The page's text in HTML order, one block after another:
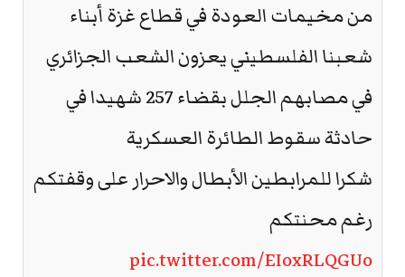
من مخيمات العودة في قطاع غزة أبناء
شعبنا الفلسطيني يعزون الشعب الجزائري
في مصابهم الجلل بقضاء 257 شهيدا في
حادثة سقوط الطائرة العسكرية
شكرا للمرابطين الأبطال والاحرار على وقفتكم
رغم محنتكم
pic.twitter.com/EIoxRLQGUo